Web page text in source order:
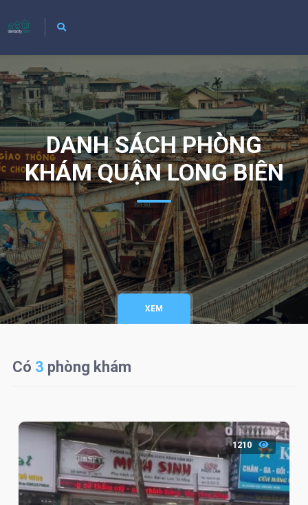
DANH SÁCH PHÒNG
KHÁM QUẬN LONG BIÊN
XEM
Có 3 phòng khám
1210